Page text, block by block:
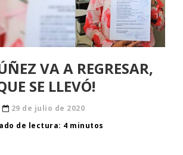
VA A REGRESAR,
SE LLEVÓ!
29 de julio de 2020
de lectura: 4 minutos